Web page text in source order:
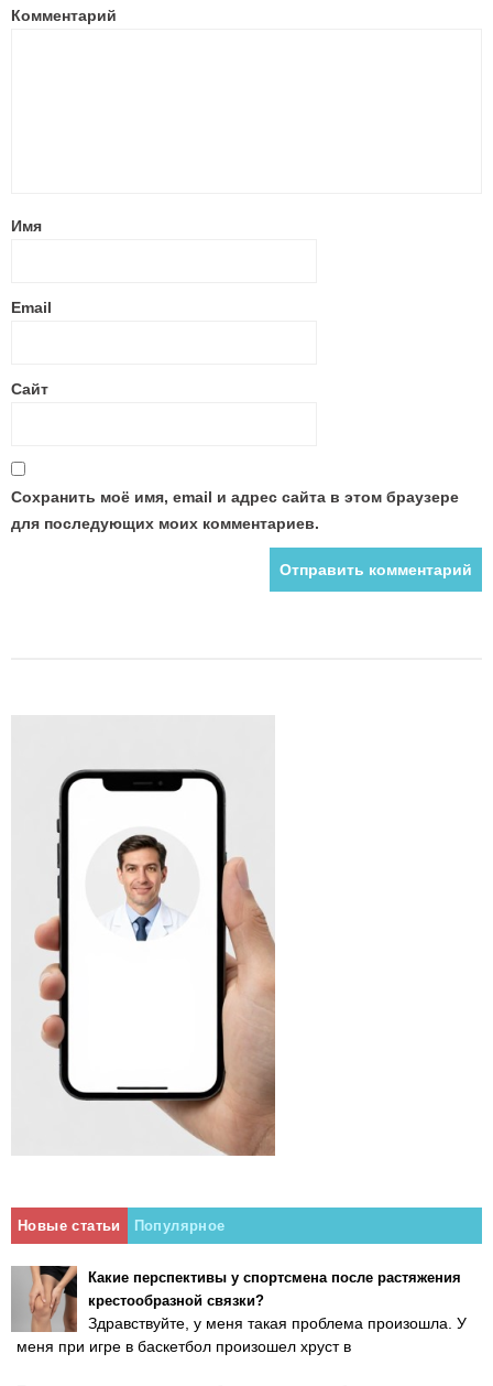
Комментарий
Имя
Email
Сайт
Сохранить моё имя, email и адрес сайта в этом браузере
для последующих моих комментариев.
Новые статьи Популярное
Какие перспективы у спортсмена после растяжения
крестообразной связки?
Здравствуйте, у меня такая проблема произошла. У
меня при игре в баскетбол произошел хруст в